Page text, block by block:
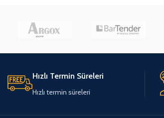
Hızlı Termin Süreleri
Hızlı termin süreleri